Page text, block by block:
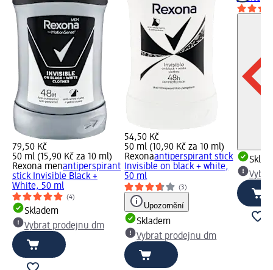
79,50 Kč
50 ml (15,90 Kč za 10 ml)
Rexona menantiperspirant
stick Invisible Black +
White, 50 ml
(4)
Skladem
Vybrat prodejnu dm
54,50 Kč
50 ml (10,90 Kč za 10 ml)
Rexonaantiperspirant stick
Invisible on black + white,
50 ml
(3)
Upozornění
Skladem
Vybrat prodejnu dm